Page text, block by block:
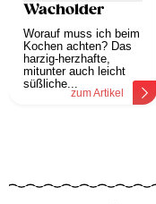
Wacholder
Worauf muss ich beim
Kochen achten? Das
harzig-herzhafte,
mitunter auch leicht
süßliche...
zum Artikel